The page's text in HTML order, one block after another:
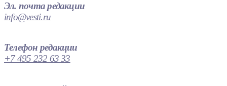
Эл. почта редакции
info@vesti.ru
Телефон редакции
+7 495 232 63 33